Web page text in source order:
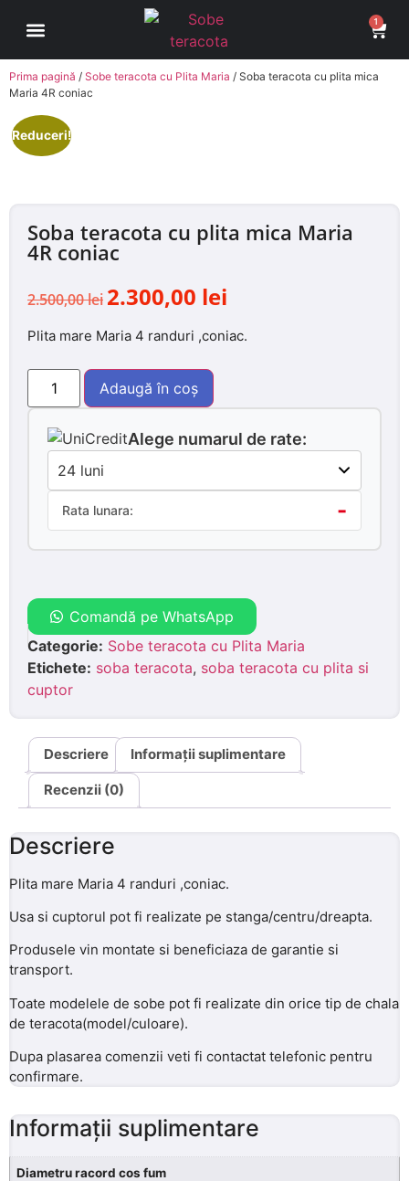
1
Prima pagină / Sobe teracota cu Plita Maria / Soba teracota cu plita mica
Maria 4R coniac
Reduceri!
Soba teracota cu plita mica Maria
4R coniac
2.500,00lei 2.300,00 lei
Plita mare Maria 4 randuri ,coniac.
Adaugă în coș
Alege numarul de rate:
Rata lunara: -
Comandă pe WhatsApp
Categorie: Sobe teracota cu Plita Maria
Etichete: soba teracota, soba teracota cu plita si
cuptor
Descriere Informații suplimentare
Recenzii (0)
Descriere
Plita mare Maria 4 randuri ,coniac.
Usa si cuptorul pot fi realizate pe stanga/centru/dreapta.
Produsele vin montate si beneficiaza de garantie si
transport.
Toate modelele de sobe pot fi realizate din orice tip de chala
de teracota(model/culoare).
Dupa plasarea comenzii veti fi contactat telefonic pentru
confirmare.
Informații suplimentare
Diametru racord cos fum